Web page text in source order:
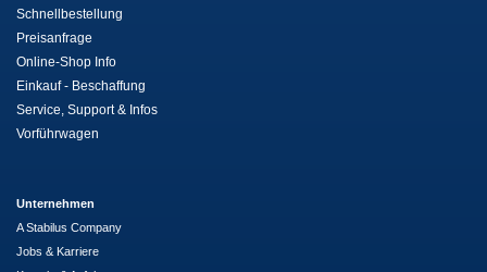
Schnellbestellung
Preisanfrage
Online-Shop Info
Einkauf - Beschaffung
Service, Support & Infos
Vorführwagen
Unternehmen
A Stabilus Company
Jobs & Karriere